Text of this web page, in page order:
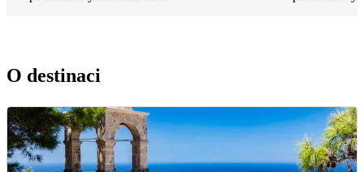
O destinaci